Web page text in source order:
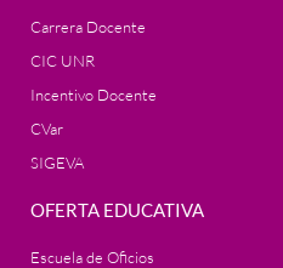
Carrera Docente
CIC UNR
Incentivo Docente
CVar
SIGEVA
OFERTA EDUCATIVA
Escuela de Oficios